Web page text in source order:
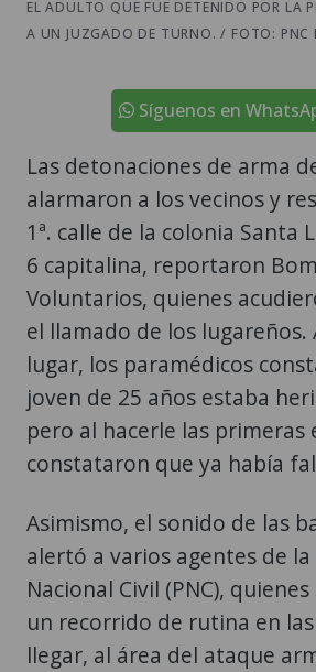
EL ADULTO QUE FUE DETENIDO POR LA
A UN JUZGADO DE TURNO. / FOTO: PNC
Síguenos en
Las detonaciones de arma
alarmaron a los vecinos y
1ª. calle de la colonia Santa
6 capitalina, reportaron
Voluntarios, quienes
el llamado de los lugareños.
lugar, los paramédicos
joven de 25 años estaba
pero al hacerle las primeras
constataron que ya había
Asimismo, el sonido de las
alertó a varios agentes de la
Nacional Civil (PNC),
un recorrido de rutina en las
llegar, al área del ataque